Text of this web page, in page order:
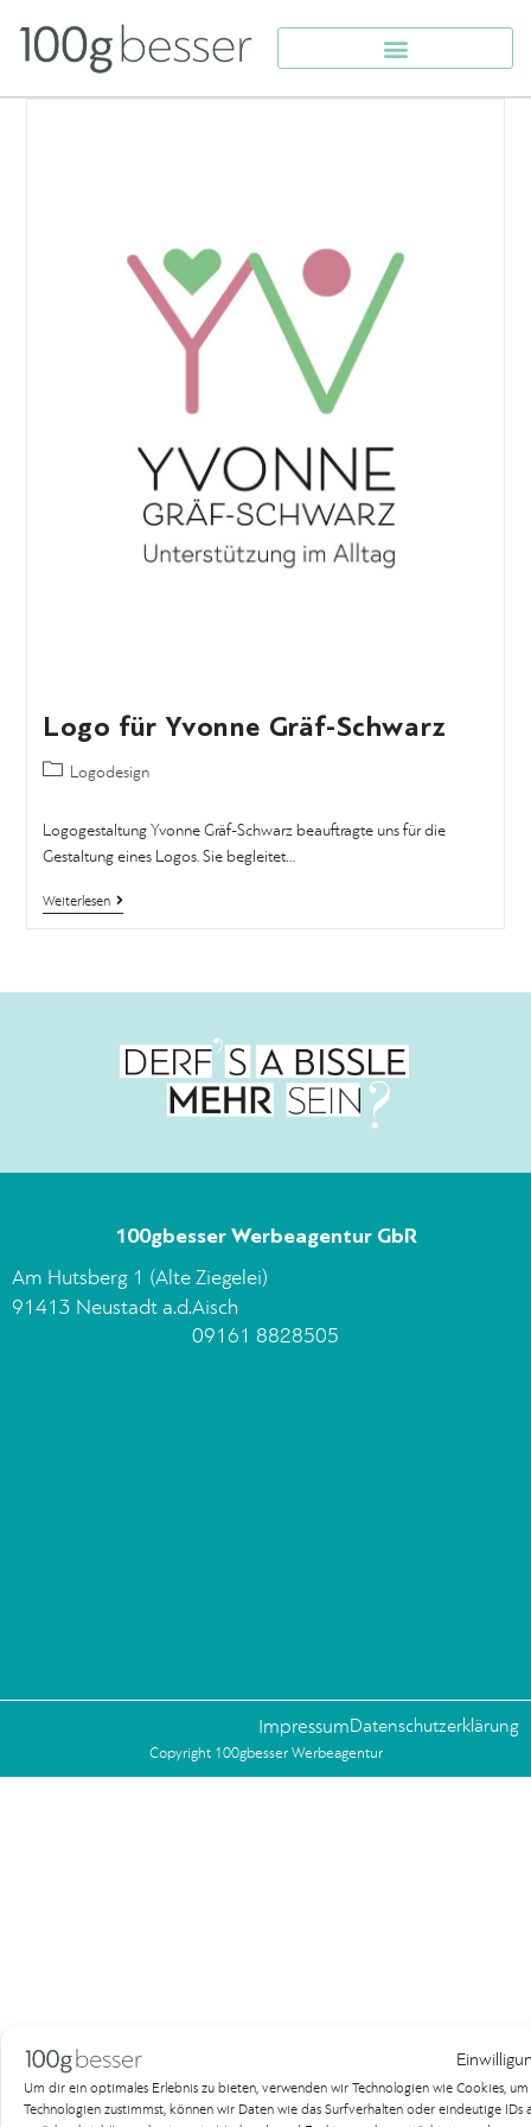
Um dir ein optimales Erlebnis zu bieten, verwenden wir Technologien wie Cookies,
Technologien zustimmst, können wir Daten wie das Surfverhalten oder eindeutige
Logo für Yvonne Gräf-Schwarz
Logodesign
Logogestaltung Yvonne Gräf-Schwarz beauftragte uns für die
Gestaltung eines Logos. Sie begleitet…
Weiterlesen
100gbesser Werbeagentur GbR
Am Hutsberg 1 (Alte Ziegelei)
91413 Neustadt a.d.Aisch
09161 8828505
Copyright 100gbesser Werbeagentur
Datenschutzerklärung
Impressum